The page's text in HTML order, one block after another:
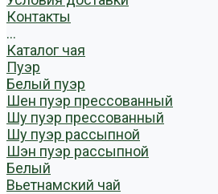
Контакты
...
Каталог чая
Пуэр
Белый пуэр
Шен пуэр прессованный
Шу пуэр прессованный
Шу пуэр рассыпной
Шэн пуэр рассыпной
Белый
Вьетнамский чай